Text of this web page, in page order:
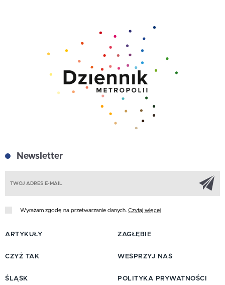
Newsletter
Wyrażam zgodę na przetwarzanie danych. Czytaj więcej
ARTYKUŁY
CZYŻ TAK
ŚLĄSK
ZAGŁĘBIE
WESPRZYJ NAS
POLITYKA PRYWATNOŚCI